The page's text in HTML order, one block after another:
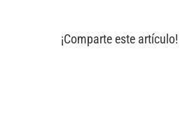
¡Comparte este artículo!